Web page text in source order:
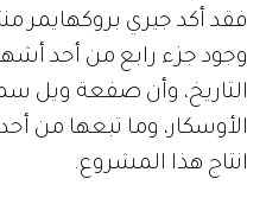
فقد أكد جيري بروكهايمر
وجود جزء رابع من أحد
التاريخ، وأن صفعة ويل
الأوسكار، وما تبعها من
انتاج هذا المشروع.